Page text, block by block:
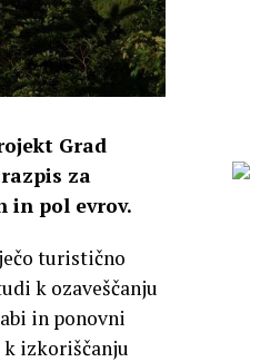
Grad
za
in pol evrov.
turistično
k ozaveščanju
in ponovni
izkoriščanju